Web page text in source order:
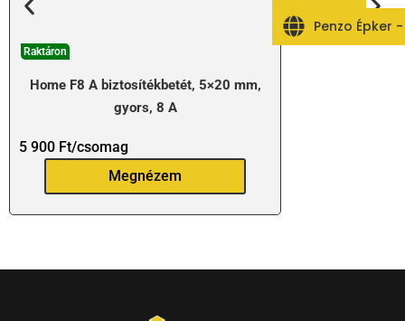
Raktáron
Home F8 A biztosítékbetét, 5×20 mm,
gyors, 8 A
5 900 Ft/csomag
Megnézem
Penzo Épker